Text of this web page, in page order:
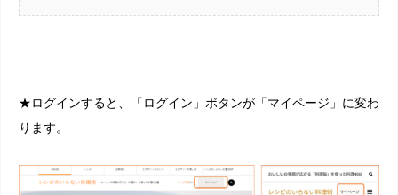
★ログインすると、「ログイン」ボタンが「マイページ」に変わ
ります。